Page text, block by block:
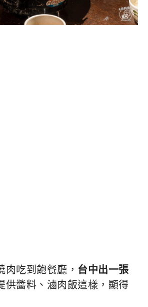
肉吃到飽餐廳， 台中出一張
供醬料、滷肉飯這樣，顯得